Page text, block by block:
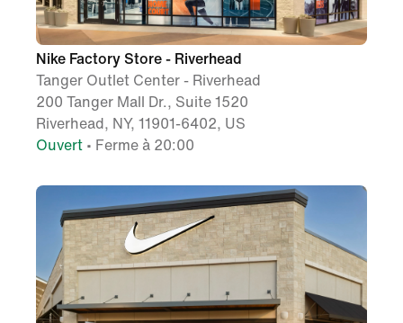
Nike Factory Store - Riverhead
Tanger Outlet Center - Riverhead
200 Tanger Mall Dr., Suite 1520
Riverhead, NY, 11901-6402, US
Ouvert • Ferme à 20:00